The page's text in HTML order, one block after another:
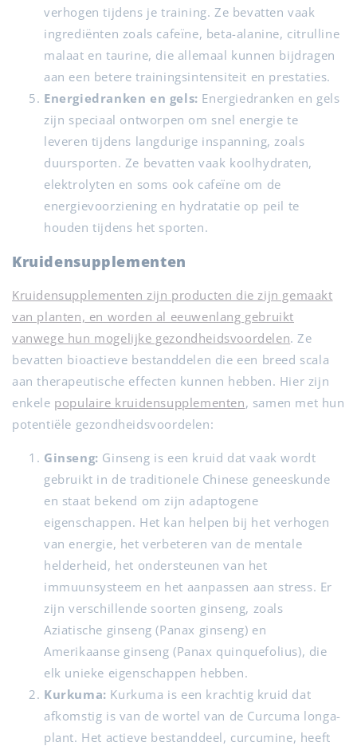
verhogen tijdens je training. Ze bevatten vaak
ingrediënten zoals cafeïne, beta-alanine, citrulline
malaat en taurine, die allemaal kunnen bijdragen
aan een betere trainingsintensiteit en prestaties.
Energiedranken en gels: Energiedranken en gels
zijn speciaal ontworpen om snel energie te
leveren tijdens langdurige inspanning, zoals
duursporten. Ze bevatten vaak koolhydraten,
elektrolyten en soms ook cafeïne om de
energievoorziening en hydratatie op peil te
houden tijdens het sporten.
Kruidensupplementen
Kruidensupplementen zijn producten die zijn gemaakt
van planten, en worden al eeuwenlang gebruikt
vanwege hun mogelijke gezondheidsvoordelen. Ze
bevatten bioactieve bestanddelen die een breed scala
aan therapeutische effecten kunnen hebben. Hier zijn
enkele populaire kruidensupplementen, samen met hun
potentiële gezondheidsvoordelen:
Ginseng: Ginseng is een kruid dat vaak wordt
gebruikt in de traditionele Chinese geneeskunde
en staat bekend om zijn adaptogene
eigenschappen. Het kan helpen bij het verhogen
van energie, het verbeteren van de mentale
helderheid, het ondersteunen van het
immuunsysteem en het aanpassen aan stress. Er
zijn verschillende soorten ginseng, zoals
Aziatische ginseng (Panax ginseng) en
Amerikaanse ginseng (Panax quinquefolius), die
elk unieke eigenschappen hebben.
Kurkuma: Kurkuma is een krachtig kruid dat
afkomstig is van de wortel van de Curcuma longa-
plant. Het actieve bestanddeel, curcumine, heeft